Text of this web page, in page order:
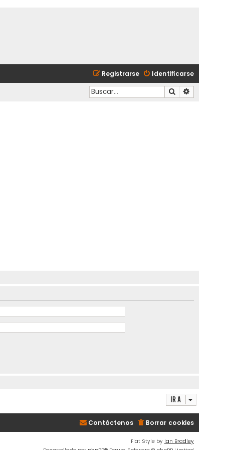
Identificarse
Registrarse
Buscar
Ir a
Borrar cookies
Contáctenos
Flat Style by Ian Bradley